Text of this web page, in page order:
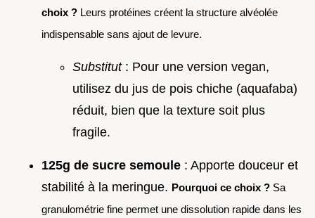
choix ? Leurs protéines créent la structure alvéolée
indispensable sans ajout de levure.
Substitut: Pour une version vegan,
utilisez du jus de pois chiche (aquafaba)
réduit, bien que la texture soit plus
fragile.
125g de sucre semoule : Apporte douceur et
stabilité à la meringue. Pourquoi ce choix ? Sa
granulométrie fine permet une dissolution rapide dans les